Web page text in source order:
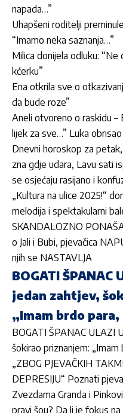
napada…”
Uhapšeni roditelji
“Imamo neka saznanja…”
Milica donijela odluku:
kćerku”
Ena otkrila sve o
da bude roze”
Aneli otvoreno o raskidu –
lijek za sve…” Luka
Dnevni horoskop za
zna gdje udara, Lavu sati
se osjećaju rasijano i
„Kultura na ulice 2025!“
melodija i spektakularni
SKANDALOZNO
o Jali i Bubi, pjevačica
njih se NASTAVLJA
BOGATI ŠPANAC
jedan zahtjev,
„Imam brdo
BOGATI ŠPANAC ULAZI
šokirao priznanjem:
„ZBOG PJEVAČKIH
DEPRESIJU“ Poznati
Zvezdama Granda i
pravi šou? Da li je fokus